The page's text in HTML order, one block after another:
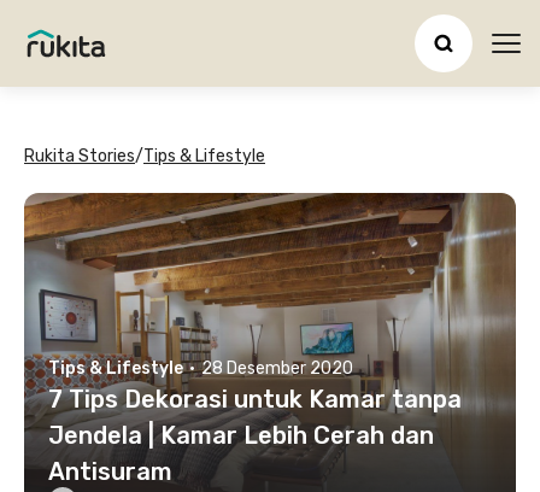
Rukita Stories/Tips & Lifestyle
Tips & Lifestyle · 28 Desember 2020
7 Tips Dekorasi untuk Kamar tanpa
Jendela | Kamar Lebih Cerah dan
Antisuram